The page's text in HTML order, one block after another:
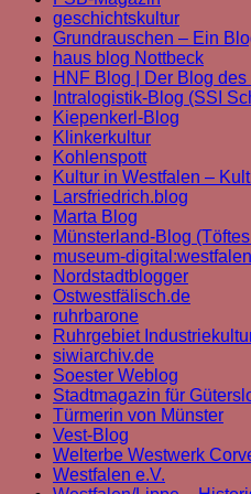
geschichtskultur
Grundrauschen – Ein
haus blog Nottbeck
HNF Blog | Der Blog
Intralogistik-Blog (SSI
Kiepenkerl-Blog
Klinkerkultur
Kohlenspott
Kultur in Westfalen –
Larsfriedrich.blog
Marta Blog
Münsterland-Blog
museum-digital:westfalen
Nordstadtblogger
Ostwestfälisch.de
ruhrbarone
Ruhrgebiet
siwiarchiv.de
Soester Weblog
Stadtmagazin für
Türmerin von Münster
Vest-Blog
Welterbe Westwerk
Westfalen e.V.